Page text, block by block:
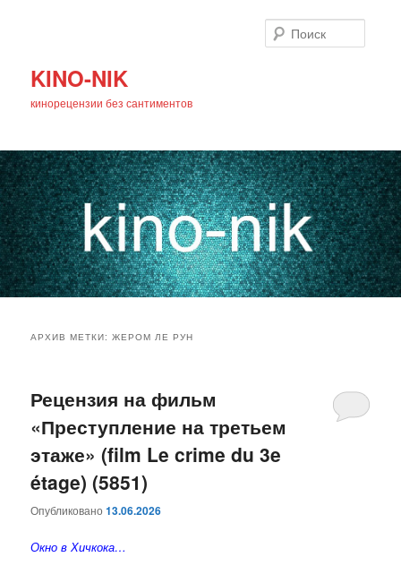
KINO-NIK
кинорецензии без сантиментов
основному
содержимому
дополнительному
содержимому
АРХИВ МЕТКИ:ЖЕРОМ ЛЕ РУН
Рецензия на фильм
«Преступление на третьем
этаже» (film Le crime du 3e
étage) (5851)
Опубликовано13.06.2026
Окно в Хичкока…